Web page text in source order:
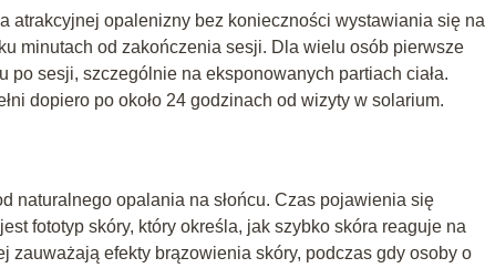
atrakcyjnej opalenizny bez konieczności wystawiania się na
minutach od zakończenia sesji. Dla wielu osób pierwsze
sesji, szczególnie na eksponowanych partiach ciała.
dopiero po około 24 godzinach od wizyty w solarium.
naturalnego opalania na słońcu. Czas pojawienia się
fototyp skóry, który określa, jak szybko skóra reaguje na
zauważają efekty brązowienia skóry, podczas gdy osoby o